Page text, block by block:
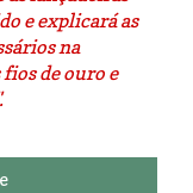
e explicará as
na
de ouro e